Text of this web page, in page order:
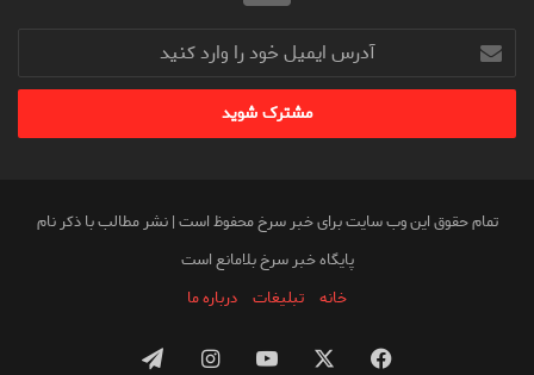
آدرس
ایمیل
خود
وارد
تمام حقوق این وب سایت برای خبر سرخ محفوظ است | نشر مطالب با ذکر نام
پایگاه خبر سرخ بلامانع است
خانه
تبلیغات درباره ما
فیس یوتیوباینستاگرامتلگرام